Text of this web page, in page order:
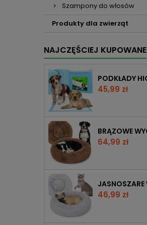
Szampony do włosów
Produkty dla zwierząt
NAJCZĘŚCIEJ KUPOWANE
Cena
45,99 zł
Cena
64,99 zł
Cena
46,99 zł